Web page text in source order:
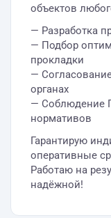
объектов
— Разработка
— Подбор
прокладки
—
органах
— Соблюдение
нормативов
Гарантирую
оперативные
Работаю на
надёжной!